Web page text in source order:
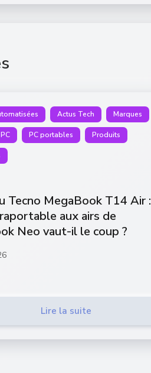
Actus Tech Marques
PC PC portables Produits
Tecno MegaBook T14 Air :
aux airs de
Neo vaut-il le coup ?
Lire la suite